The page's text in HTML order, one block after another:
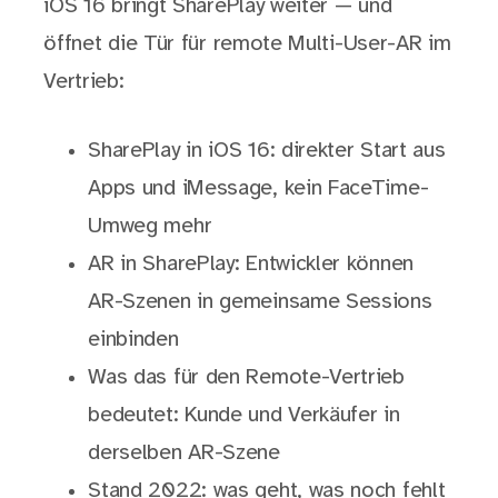
iOS 16 bringt SharePlay weiter — und
öffnet die Tür für remote Multi-User-AR im
Vertrieb:
SharePlay in iOS 16: direkter Start aus
Apps und iMessage, kein FaceTime-
Umweg mehr
AR in SharePlay: Entwickler können
AR-Szenen in gemeinsame Sessions
einbinden
Was das für den Remote-Vertrieb
bedeutet: Kunde und Verkäufer in
derselben AR-Szene
Stand 2022: was geht, was noch fehlt